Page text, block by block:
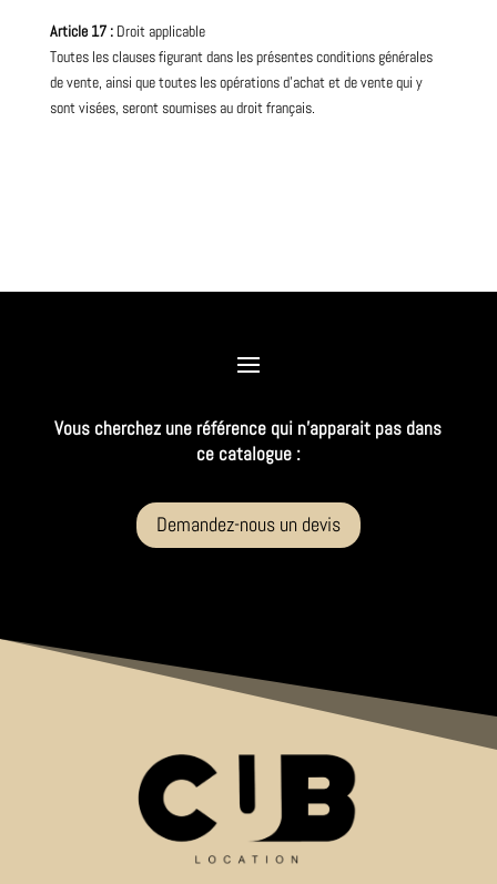
Article 17 :Droit applicable
Toutes les clauses figurant dans les présentes conditions générales
de vente, ainsi que toutes les opérations d’achat et de vente qui y
sont visées, seront soumises au droit français.
Vous cherchez une référence qui n’apparait pas dans
ce catalogue :
Demandez-nous un devis